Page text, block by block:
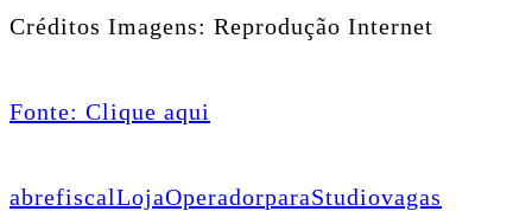
Créditos Imagens: Reprodução Internet
Fonte: Clique aqui
abrefiscalLojaOperadorparaStudiovagas